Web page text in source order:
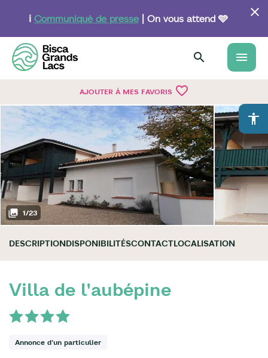
principal
ℹ️ Communiqué de presse| On vous attend 🩵
menu
AJOUTER À MES FAVORIS favorite_border
accessibility
1/23
DESCRIPTIONDISPONIBILITÉSCONTACTLOCALISATION
Villa de l'aubépine
Annonce d'un particulier